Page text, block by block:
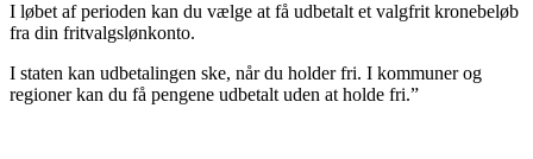
I løbet af perioden kan du vælge at få udbetalt et valgfrit kronebeløb
fra din fritvalgslønkonto.
I staten kan udbetalingen ske, når du holder fri. I kommuner og
regioner kan du få pengene udbetalt uden at holde fri.”